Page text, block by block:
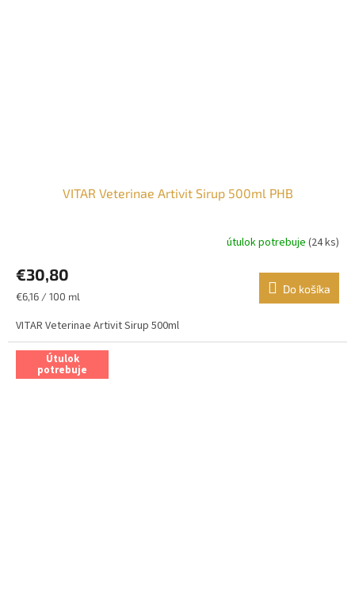
VITAR Veterinae Artivit Sirup 500ml PHB
útulok potrebuje (24 ks)
€30,80
Jednotková
€6,16 / 100 ml
Do košíka
VITAR Veterinae Artivit Sirup 500ml
Útulok
potrebuje